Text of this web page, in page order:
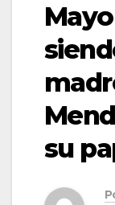
su